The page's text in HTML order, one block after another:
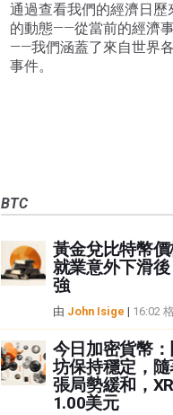
通過查看我們的經濟日歷
的動態——從當前的經濟
——我們涵蓋了來自世界
事件。
BTC
黃金兌比特幣
就業意外下滑
強
由 John Isige | 16:02
今日加密貨幣
坊保持穩定，
張局勢緩和，
1.00美元